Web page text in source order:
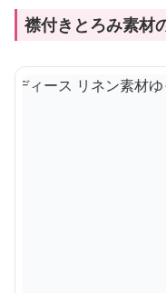
襟付きとろみ素材